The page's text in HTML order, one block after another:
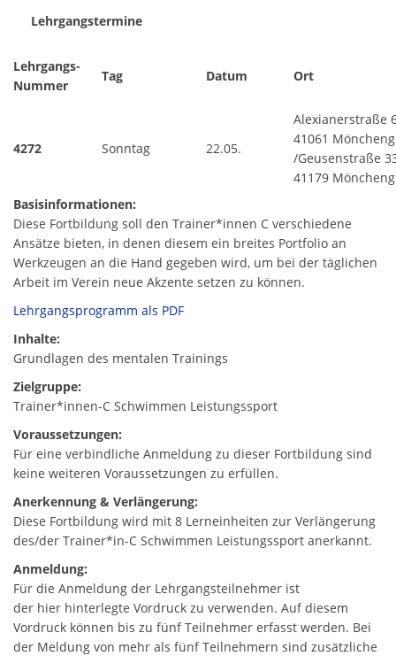
Lehrgangstermine
Lehrgangs-
Nummer
Tag Datum Ort
4272 Sonntag 22.05.
Alexianerstraße
41061
/Geusenstraße
41179
Basisinformationen:
Diese Fortbildung soll den Trainer*innen C verschiedene
Ansätze bieten, in denen diesem ein breites Portfolio an
Werkzeugen an die Hand gegeben wird, um bei der täglichen
Arbeit im Verein neue Akzente setzen zu können.
Lehrgangsprogramm als PDF
Inhalte:
Grundlagen des mentalen Trainings
Zielgruppe:
Trainer*innen-C Schwimmen Leistungssport
Voraussetzungen:
Für eine verbindliche Anmeldung zu dieser Fortbildung sind
keine weiteren Voraussetzungen zu erfüllen.
Anerkennung & Verlängerung:
Diese Fortbildung wird mit 8 Lerneinheiten zur Verlängerung
des/der Trainer*in-C Schwimmen Leistungssport anerkannt.
Anmeldung:
Für die Anmeldung der Lehrgangsteilnehmer ist
der hier hinterlegte Vordruck zu verwenden. Auf diesem
Vordruck können bis zu fünf Teilnehmer erfasst werden. Bei
der Meldung von mehr als fünf Teilnehmern sind zusätzliche